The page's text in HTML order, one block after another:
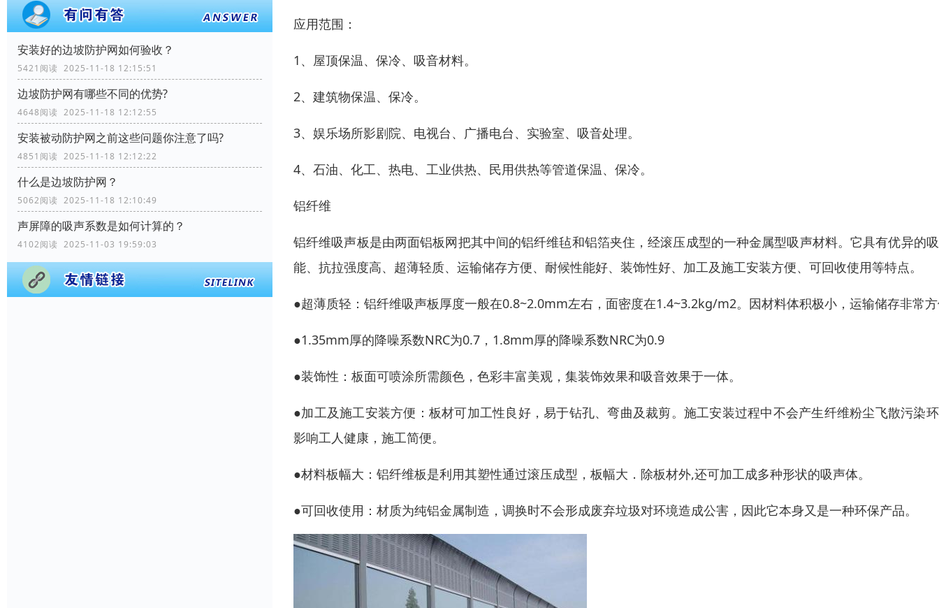
安装好的边坡防护网如何验收？
5421阅读 2025-11-18 12:15:51
边坡防护网有哪些不同的优势?
4648阅读 2025-11-18 12:12:55
安装被动防护网之前这些问题你注意了吗?
4851阅读 2025-11-18 12:12:22
什么是边坡防护网？
5062阅读 2025-11-18 12:10:49
声屏障的吸声系数是如何计算的？
4102阅读 2025-11-03 19:59:03
应用范围：
1、屋顶保温、保冷、吸音材料。
2、建筑物保温、保冷。
3、娱乐场所影剧院、电视台、广播电台、实验室、吸音处理。
4、石油、化工、热电、工业供热、民用供热等管道保温、保冷。
铝纤维
铝纤维吸声板是由两面铝板网把其中间的铝纤维毡和铝箔夹住，经滚压成型的一种金属型吸声材料。它具有优异的
能、抗拉强度高、超薄轻质、运输储存方便、耐候性能好、装饰性好、加工及施工安装方便、可回收使用等特点。
●超薄质轻：铝纤维吸声板厚度一般在0.8~2.0mm左右，面密度在1.4~3.2kg/m2。因材料体积极小，运输储存非常
●1.35mm厚的降噪系数NRC为0.7，1.8mm厚的降噪系数NRC为0.9
●装饰性：板面可喷涂所需颜色，色彩丰富美观，集装饰效果和吸音效果于一体。
●加工及施工安装方便：板材可加工性良好，易于钻孔、弯曲及裁剪。施工安装过程中不会产生纤维粉尘飞散污染
影响工人健康，施工简便。
●材料板幅大：铝纤维板是利用其塑性通过滚压成型，板幅大．除板材外,还可加工成多种形状的吸声体。
●可回收使用：材质为纯铝金属制造，调换时不会形成废弃垃圾对环境造成公害，因此它本身又是一种环保产品。